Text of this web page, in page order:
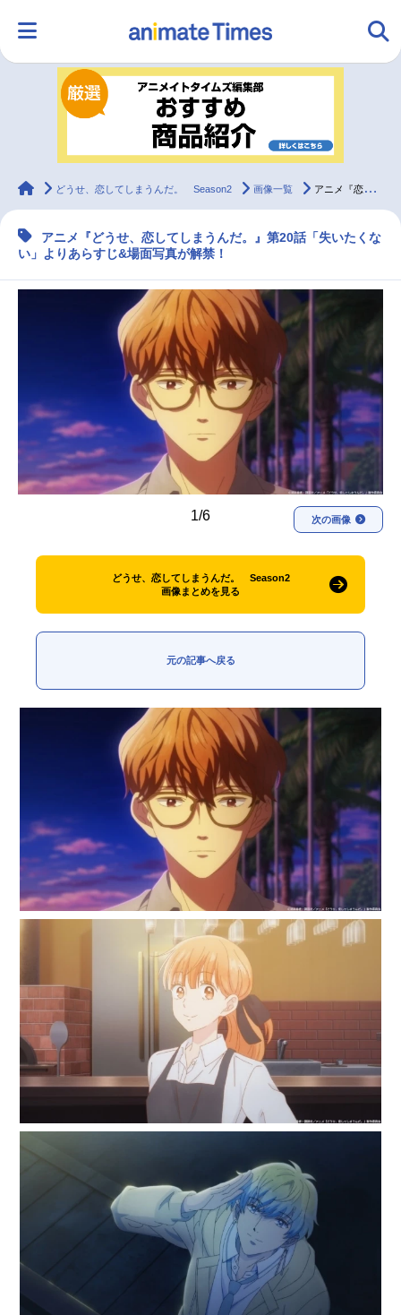
ランキング アニメ
ラジオ グッズ 映画
マンガ・ラノベ ゲーム・アプリ
配信・Vtuber トレンド
声優記事一覧
アニメ映画一覧 実写化映画一覧
今期アニメ曜日別一覧
男性声優/女性声優一覧
animateTimes
どうせ、恋してしまうんだ。 Season2 画像一覧 アニメ『恋しま』第20話あらすじ&場面写真解禁
アニメ『どうせ、恋してしまうんだ。』第20話「失いたくな
い」よりあらすじ&場面写真が解禁！
1/6 次の画像
どうせ、恋してしまうんだ。 Season2
画像まとめを見る
元の記事へ戻る